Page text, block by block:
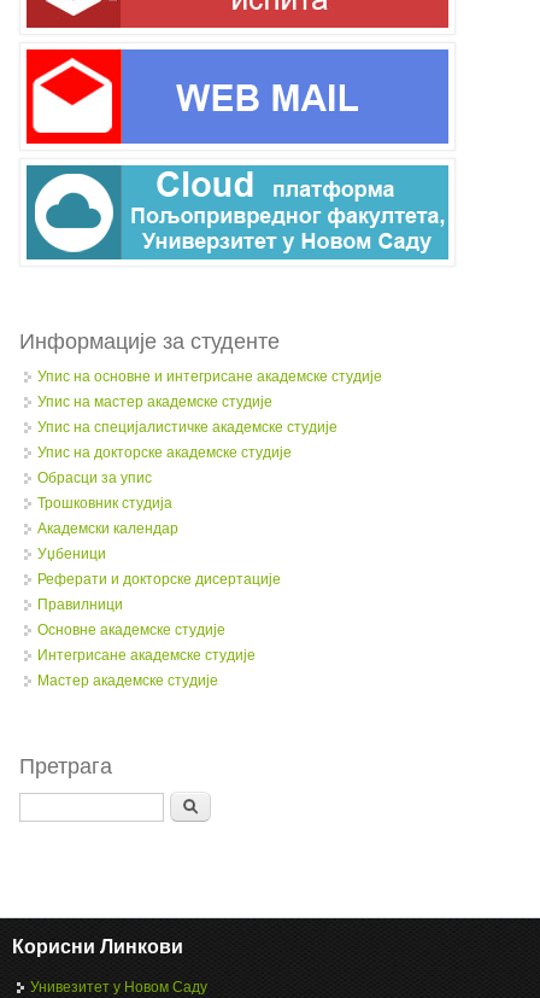
Информације за студенте
Упис на основне и интегрисане академске студије
Упис на мастер академске студије
Упис на специјалистичке академске студије
Упис на докторске академске студије
Обрасци за упис
Трошковник студија
Академски календар
Уџбеници
Реферати и докторске дисертације
Правилници
Oсновне академске студије
Интегрисане академске студије
Мастер академске студије
Претрага
Search
Корисни Линкови
Унивезитет у Новом Саду